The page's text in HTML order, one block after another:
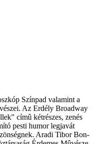
Színpad valamint a
Az Erdély Broadway
címû kétrészes, zenés
pesti humor legjavát
Aradi Tibor Bon-